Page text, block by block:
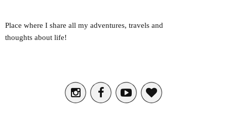
Place where I share all my adventures, travels and
thoughts about life!